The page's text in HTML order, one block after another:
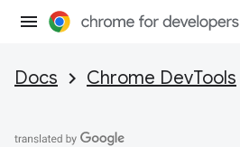
Docs Chrome DevTools